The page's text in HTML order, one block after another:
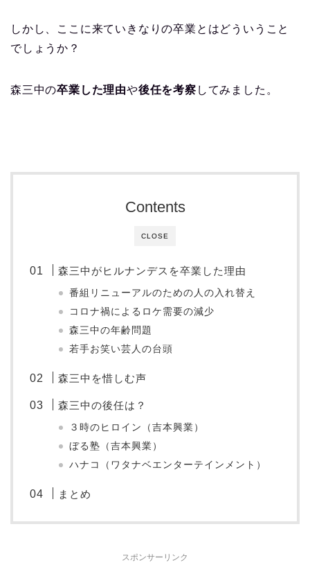
しかし、ここに来ていきなりの卒業とはどういうこと
でしょうか？
森三中の卒業した理由や後任を考察 してみました。
CLOSE
Contents
森三中がヒルナンデスを卒業した理由
番組リニューアルのための人の入れ替え
コロナ禍によるロケ需要の減少
森三中の年齢問題
若手お笑い芸人の台頭
森三中を惜しむ声
森三中の後任は？
３時のヒロイン（吉本興業）
ぼる塾（吉本興業）
ハナコ（ワタナベエンターテインメント）
まとめ
スポンサーリンク